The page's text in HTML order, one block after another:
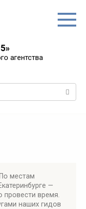
агентства
местам
—
провести время.
наших гидов